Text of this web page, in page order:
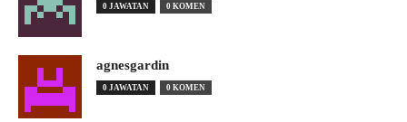
0 JAWATAN 0 KOMEN
agnesgardin
0 JAWATAN 0 KOMEN